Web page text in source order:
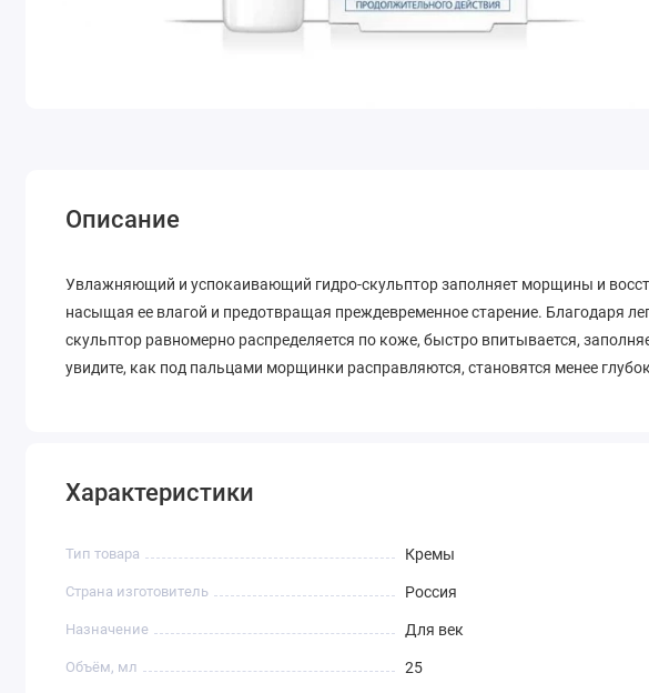
Описание
Увлажняющий и успокаивающий гидро-скульптор заполняет морщины и
насыщая ее влагой и предотвращая преждевременное старение. Благодаря
скульптор равномерно распределяется по коже, быстро впитывается,
увидите, как под пальцами морщинки расправляются, становятся менее
Характеристики
Тип товара Кремы
Страна изготовитель Россия
Назначение Для век
Объём, мл 25